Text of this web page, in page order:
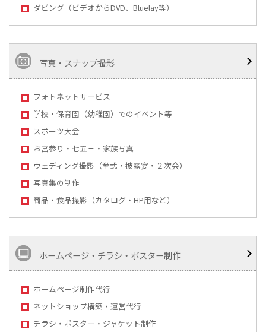
ダビング（ビデオからDVD、Bluelay等）
写真・スナップ撮影
フォトネットサービス
学校・保育園（幼稚園）でのイベント等
スポーツ大会
お宮参り・七五三・家族写真
ウェディング撮影（挙式・披露宴・２次会）
写真集の制作
商品・食品撮影（カタログ・HP用など）
ホームページ・チラシ・ポスター制作
ホームページ制作代行
ネットショップ構築・運営代行
チラシ・ポスター・ジャケット制作